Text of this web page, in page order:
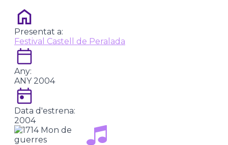
Presentat a:
Festival Castell de Peralada
Any:
ANY 2004
Data d'estrena:
2004